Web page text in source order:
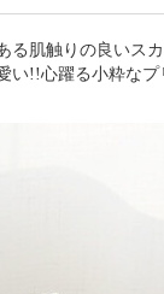
肌触りの良いス
!!心躍る小粋な